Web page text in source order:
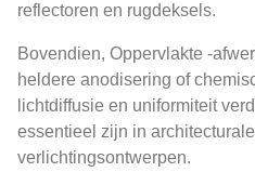
reflectoren en rugdeksels.
Bovendien, Oppervlakte -
heldere anodisering of
lichtdiffusie en uniformiteit
essentieel zijn in
verlichtingsontwerpen.